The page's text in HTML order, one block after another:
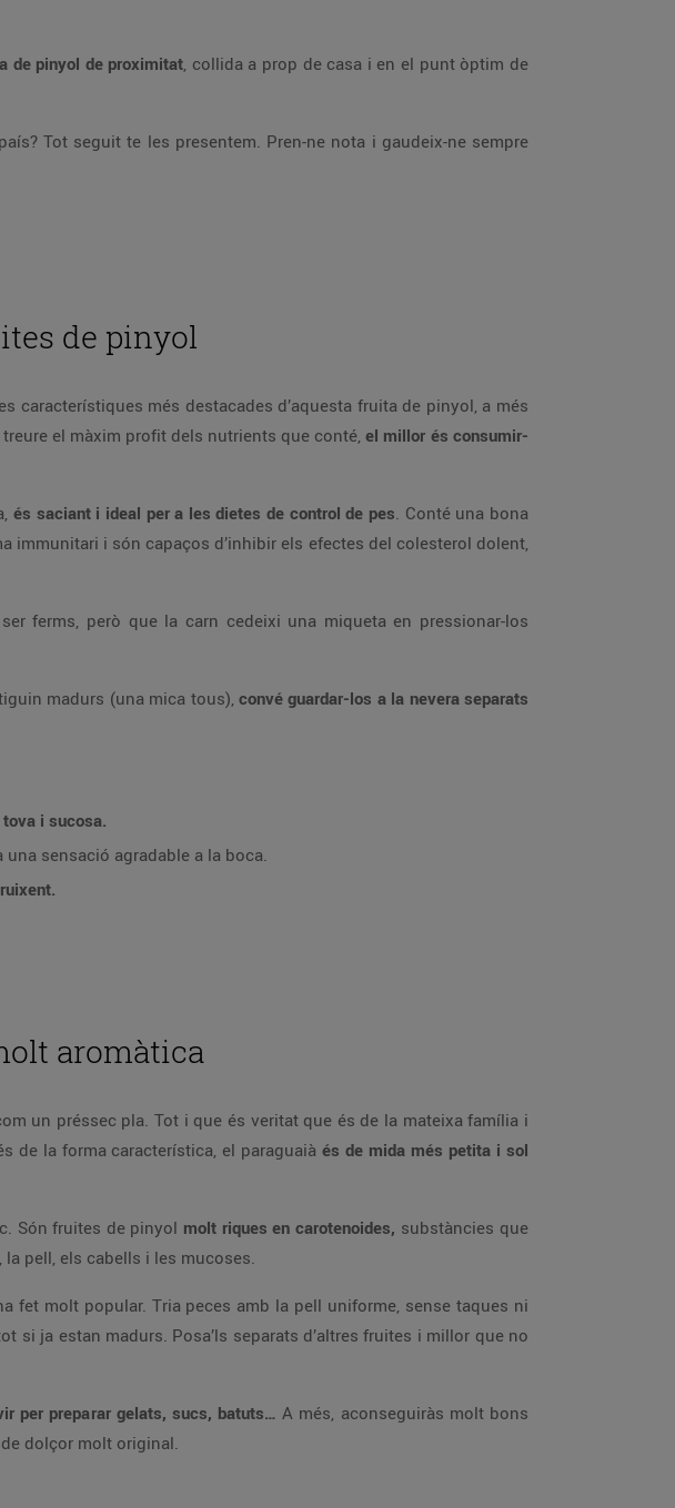
de pinyol de proximitat, collida a prop de casa i en el punt òptim de
Tot seguit te les presentem. Pren-ne nota i gaudeix-ne sempre
de pinyol
més destacades d’aquesta fruita de pinyol, a més
el màxim profit dels nutrients que conté, el millor és consumir-
és saciant i ideal per a les dietes de control de pes. Conté una bona
immunitari i són capaços d’inhibir els efectes del colesterol dolent,
ferms, però que la carn cedeixi una miqueta en pressionar-los
madurs (una mica tous), convé guardar-los a la nevera separats
tova i sucosa.
sensació agradable a la boca.
aromàtica
un préssec pla. Tot i que és veritat que és de la mateixa família i
de la forma característica, el paraguaià és de mida més petita i sol
Són fruites de pinyol molt riques en carotenoides, substàncies que
la pell, els cabells i les mucoses.
fet molt popular. Tria peces amb la pell uniforme, sense taques ni
si ja estan madurs. Posa’ls separats d’altres fruites i millor que no
per preparar gelats, sucs, batuts… A més, aconseguiràs molt bons
dolçor molt original.